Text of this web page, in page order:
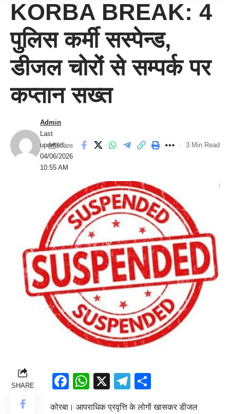
KORBA BREAK: 4
पुलिस कर्मी सस्पेन्ड,
डीजल चोरों से सम्पर्क पर
कप्तान सख्त
Last
updated:
04/06/2026
10:55 AM
Admin
Share 3 Min Read
SHARE Facebook
WhatsApp
X Telegram
कोरबा। आपराधिक प्रवृत्ति के लोगों खासकर डीजल